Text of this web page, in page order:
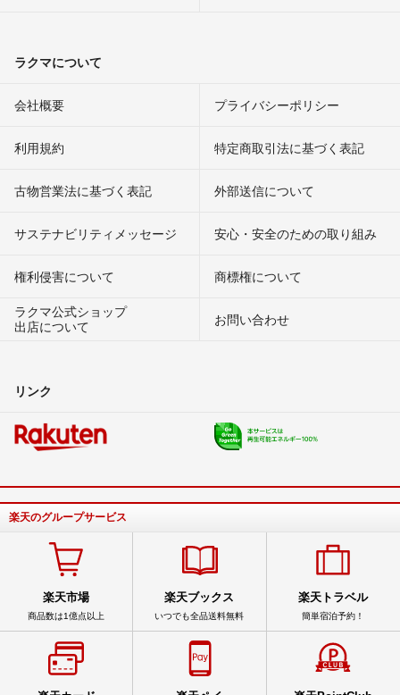
ラクマについて
会社概要 プライバシーポリシー
利用規約 特定商取引法に基づく表記
古物営業法に基づく表記 外部送信について
サステナビリティメッセージ 安心・安全のための取り組み
権利侵害について
商標権について
ラクマ公式ショップ
出店について
お問い合わせ
リンク
楽天のグループサービス
楽天市場
商品数は1億点以上
楽天ブックス
いつでも全品送料無料
楽天トラベル
簡単宿泊予約！